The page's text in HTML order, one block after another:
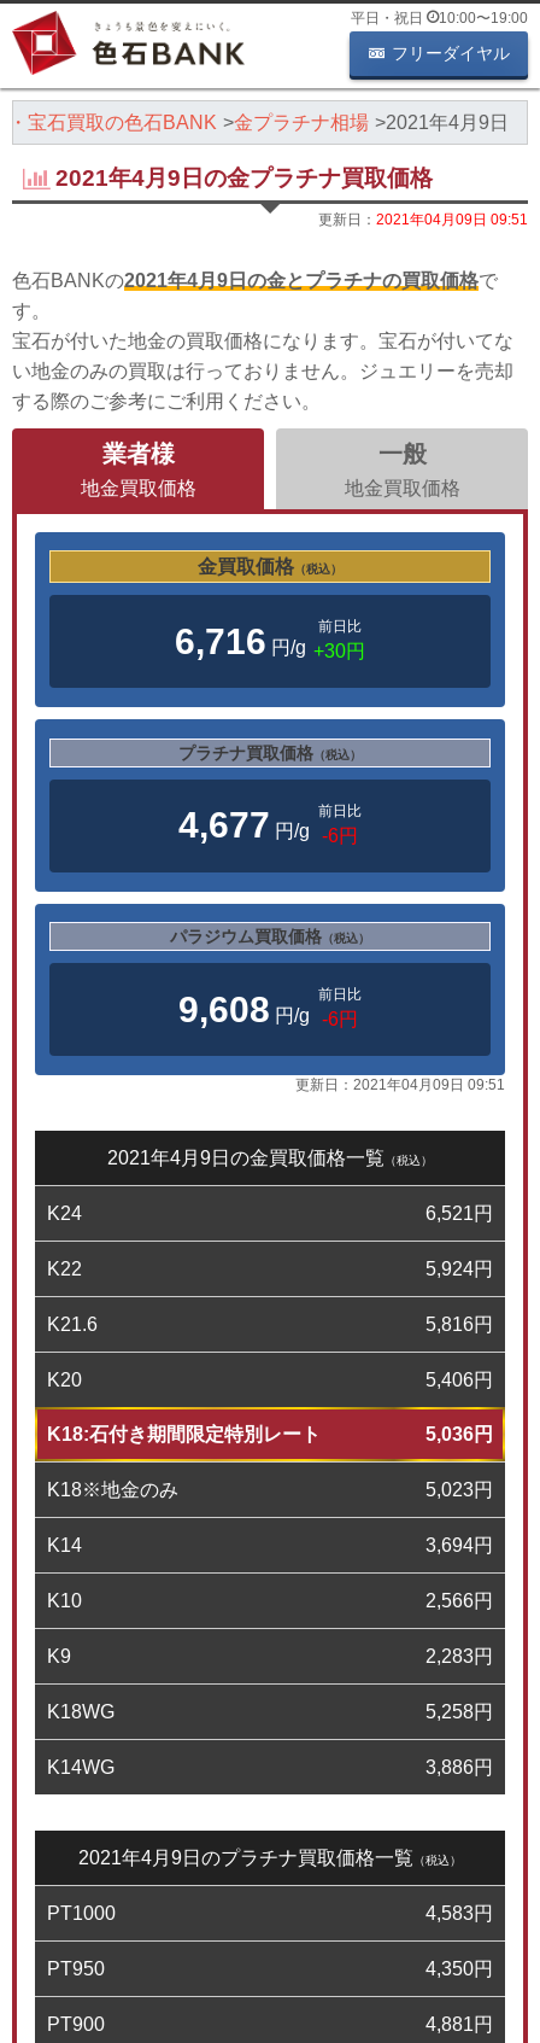
平日・祝日 10:00〜19:00
フリーダイヤル
・宝石買取の色石BANK 金プラチナ相場 2021年4月9日
2021年4月9日の金プラチナ買取価格
更新日： 2021年04月09日 09:51
色石BANKの2021年4月9日の金とプラチナの買取価格で
す。
宝石が付いた地金の買取価格になります。宝石が付いてな
い地金のみの買取は行っておりません。ジュエリーを売却
する際のご参考にご利用ください。
業者様
地金買取価格
一般
地金買取価格
金買取価格 （税込）
6,716 円/g
前日比
+30円
プラチナ買取価格 （税込）
4,677 円/g
前日比
-6円
パラジウム買取価格 （税込）
9,608 円/g
前日比
-6円
更新日： 2021年04月09日 09:51
2021年4月9日の金買取価格一覧 （税込）
K24 6,521円
K22 5,924円
K21.6 5,816円
K20 5,406円
K18:石付き期間限定特別レート 5,036円
K18※地金のみ 5,023円
K14 3,694円
K10 2,566円
K9 2,283円
K18WG 5,258円
K14WG 3,886円
2021年4月9日のプラチナ買取価格一覧 （税込）
PT1000 4,583円
PT950 4,350円
PT900 4,881円